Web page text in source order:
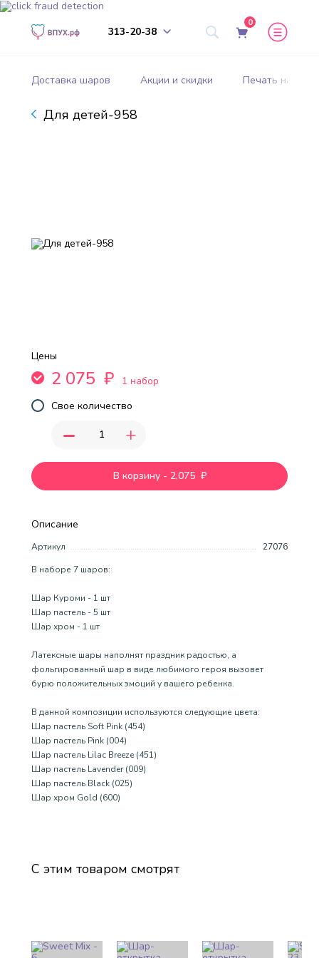
313-20-38
0
Доставка шаров Акции и скидки Печать на
Для детей-958
Описание
Артикул
27076
В наборе 7 шаров:
Шар Куроми - 1 шт
Шар пастель - 5 шт
Шар хром - 1 шт
Латексные шары наполнят праздник радостью, а
фольгированный шар в виде любимого героя вызовет
бурю положительных эмоций у вашего ребенка.
В данной композиции используются следующие цвета:
Шар пастель Soft Pink (454)
Шар пастель Pink (004)
Шар пастель Lilac Breeze (451)
Шар пастель Lavender (009)
Шар пастель Black (025)
Шар хром Gold (600)
Цены
2 075 ₽
1 набор
Свое количество
- +
В корзину - 2,075 ₽
С этим товаром смотрят